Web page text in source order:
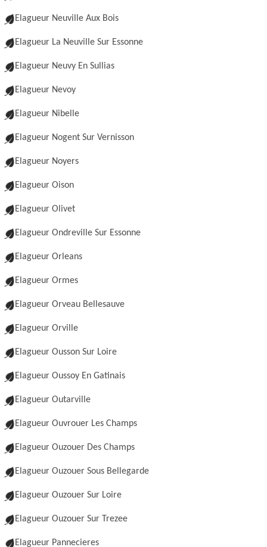
Elagueur Neuville Aux Bois
Elagueur La Neuville Sur Essonne
Elagueur Neuvy En Sullias
Elagueur Nevoy
Elagueur Nibelle
Elagueur Nogent Sur Vernisson
Elagueur Noyers
Elagueur Oison
Elagueur Olivet
Elagueur Ondreville Sur Essonne
Elagueur Orleans
Elagueur Ormes
Elagueur Orveau Bellesauve
Elagueur Orville
Elagueur Ousson Sur Loire
Elagueur Oussoy En Gatinais
Elagueur Outarville
Elagueur Ouvrouer Les Champs
Elagueur Ouzouer Des Champs
Elagueur Ouzouer Sous Bellegarde
Elagueur Ouzouer Sur Loire
Elagueur Ouzouer Sur Trezee
Elagueur Pannecieres